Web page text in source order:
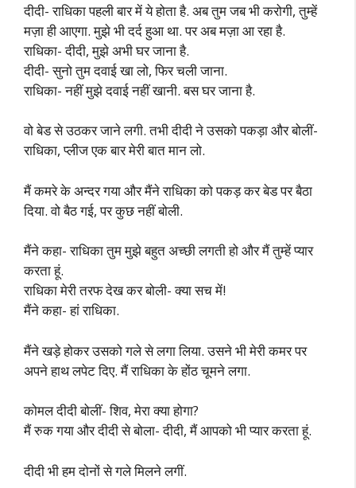
दीदी- राधिका पहली बार में ये होता है. अब तुम जब भी करोगी, तुम्हें
मज़ा ही आएगा. मुझे भी दर्द हुआ था. पर अब मज़ा आ रहा है.
राधिका- दीदी, मुझे अभी घर जाना है.
दीदी- सुनो तुम दवाई खा लो, फिर चली जाना.
राधिका- नहीं मुझे दवाई नहीं खानी. बस घर जाना है.
वो बेड से उठकर जाने लगी. तभी दीदी ने उसको पकड़ा और बोलीं-
राधिका, प्लीज एक बार मेरी बात मान लो.
मैं कमरे के अन्दर गया और मैंने राधिका को पकड़ कर बेड पर बैठा
दिया. वो बैठ गई, पर कुछ नहीं बोली.
मैंने कहा- राधिका तुम मुझे बहुत अच्छी लगती हो और मैं तुम्हें प्यार
करता हूं.
राधिका मेरी तरफ देख कर बोली- क्या सच में!
मैंने कहा- हां राधिका.
मैंने खड़े होकर उसको गले से लगा लिया. उसने भी मेरी कमर पर
अपने हाथ लपेट दिए. मैं राधिका के होंठ चूमने लगा.
कोमल दीदी बोलीं- शिव, मेरा क्या होगा?
मैं रुक गया और दीदी से बोला- दीदी, मैं आपको भी प्यार करता हूं.
दीदी भी हम दोनों से गले मिलने लगीं.